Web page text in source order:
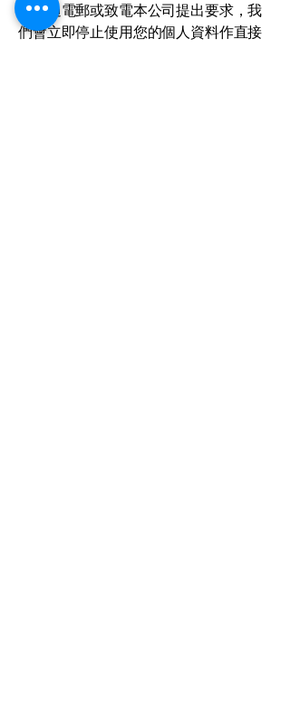
可透過電郵或致電本公司提出要求，我
們會立即停止使用您的個人資料作直接